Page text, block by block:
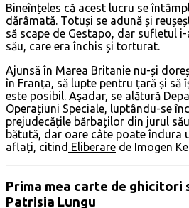
Bineînțeles că acest lucru se
dărâmată. Totuși se adună și
să scape de Gestapo, dar sufletul
său, care era închis și torturat.
Ajunsă în Marea Britanie nu-și
în Franța, să lupte pentru țară și să
este posibil. Așadar, se alătură
Operațiuni Speciale, luptându-se
prejudecățile bărbaților din jurul
bătută, dar oare câte poate îndura
aflați, citind Eliberare de Imogen
Prima mea carte de ghicitori
Patrisia Lungu